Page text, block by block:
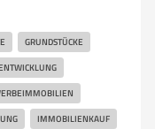
GRUNDSTÜCKE
IMMOBILIENKAUF